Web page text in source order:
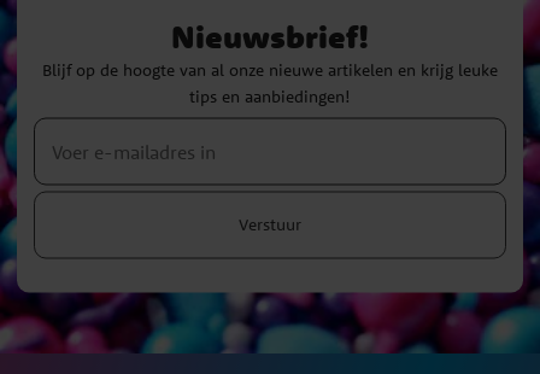
Nieuwsbrief!
Blijf op de hoogte van al onze nieuwe artikelen en krijg leuke
tips en aanbiedingen!
Verstuur